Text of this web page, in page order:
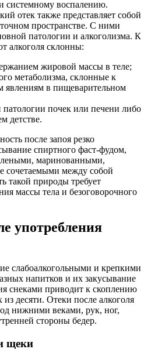
системному воспалению.
отек также представляет собой
пространстве. С ними
патологии и алкоголизма. К
алкоголя склонны:
жировой массы в теле;
метаболизма, склонные к
явлениям в пищеварительном
патологии почек или печени либо
детстве.
после запоя резко
спиртного фаст-фудом,
маринованными,
сочетаемыми между собой
такой природы требует
массы тела и безоговорочного
употребления
слабоалкогольными и крепкими
напитков и их закусывание
снеками приводит к скоплению
десяти. Отеки после алкоголя
нижними веками, рук, ног,
стороны бедер.
щеки